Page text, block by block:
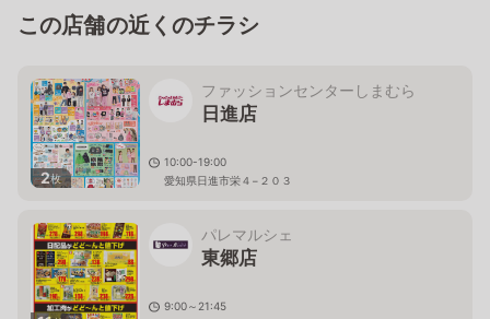
この店舗の近くのチラシ
2枚
ファッションセンターしまむら
日進店
10:00-19:00
愛知県日進市栄４−２０３
パレマルシェ
東郷店
9:00～21:45